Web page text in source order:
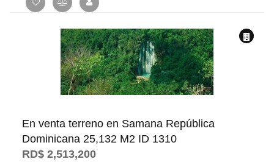
En venta terreno en Samana República
Dominicana 25,132 M2 ID 1310
RD$ 2,513,200